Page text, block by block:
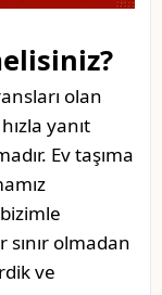
olan
yanıt
Ev taşıma
sınır olmadan
ve